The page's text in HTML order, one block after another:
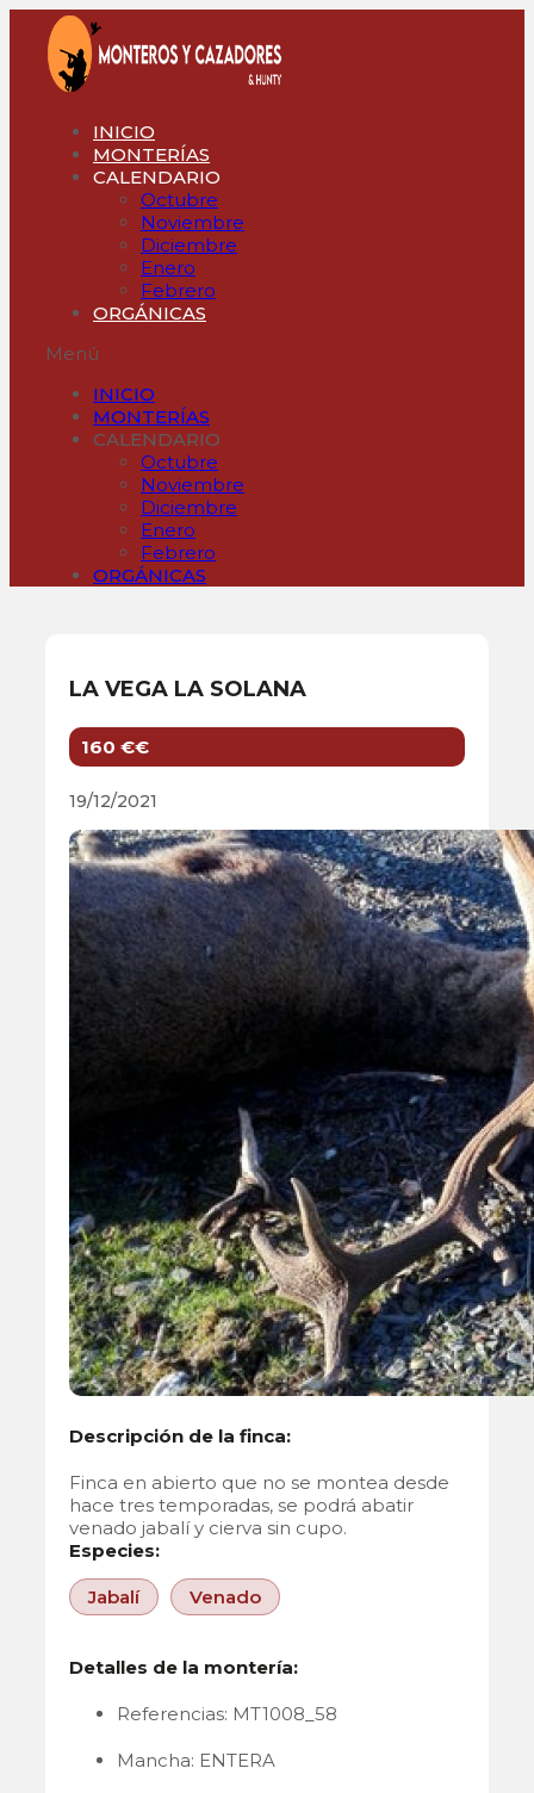
contenido
INICIO
MONTERÍAS
CALENDARIO
Octubre
Noviembre
Diciembre
Enero
Febrero
ORGÁNICAS
Menú
INICIO
MONTERÍAS
CALENDARIO
Octubre
Noviembre
Diciembre
Enero
Febrero
ORGÁNICAS
LA VEGA LA SOLANA
160 €€
19/12/2021
Descripción de la finca:
Finca en abierto que no se montea desde
hace tres temporadas, se podrá abatir
venado jabalí y cierva sin cupo.
Especies:
Jabalí Venado
Detalles de la montería:
Referencias: MT1008_58
Mancha: ENTERA